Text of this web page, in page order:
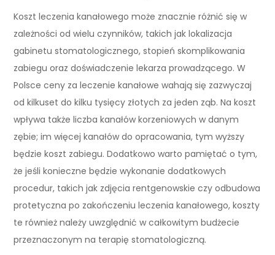
Koszt leczenia kanałowego może znacznie różnić się w
zależności od wielu czynników, takich jak lokalizacja
gabinetu stomatologicznego, stopień skomplikowania
zabiegu oraz doświadczenie lekarza prowadzącego. W
Polsce ceny za leczenie kanałowe wahają się zazwyczaj
od kilkuset do kilku tysięcy złotych za jeden ząb. Na koszt
wpływa także liczba kanałów korzeniowych w danym
zębie; im więcej kanałów do opracowania, tym wyższy
będzie koszt zabiegu. Dodatkowo warto pamiętać o tym,
że jeśli konieczne będzie wykonanie dodatkowych
procedur, takich jak zdjęcia rentgenowskie czy odbudowa
protetyczna po zakończeniu leczenia kanałowego, koszty
te również należy uwzględnić w całkowitym budżecie
przeznaczonym na terapię stomatologiczną.